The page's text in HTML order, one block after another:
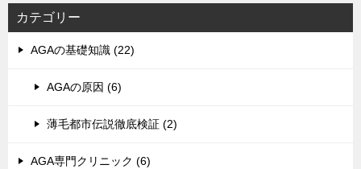
カテゴリー
AGAの基礎知識 (22)
AGAの原因 (6)
薄毛都市伝説徹底検証 (2)
AGA専門クリニック (6)